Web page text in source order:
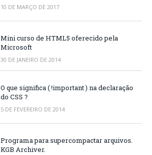
10 DE MARÇO DE 2017
Mini curso de HTML5 oferecido pela
Microsoft
30 DE JANEIRO DE 2014
O que significa ( !important ) na declaração
do CSS ?
5 DE FEVEREIRO DE 2014
Programa para supercompactar arquivos.
KGB Archiver.